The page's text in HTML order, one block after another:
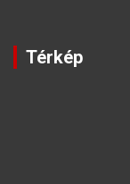
Térkép